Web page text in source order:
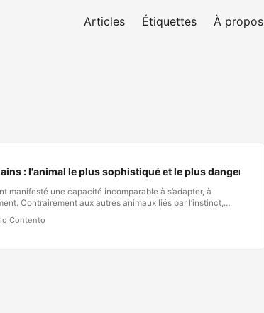
Articles Étiquettes À propos
: l'animal le plus sophistiqué et le plus dangereux
manifesté une capacité incomparable à s’adapter, à
Contrairement aux autres animaux liés par l’instinct,
la ruse pour assurer notre survie et notre domination. Cet
— mais aussi à d’immenses destructions.
Contento